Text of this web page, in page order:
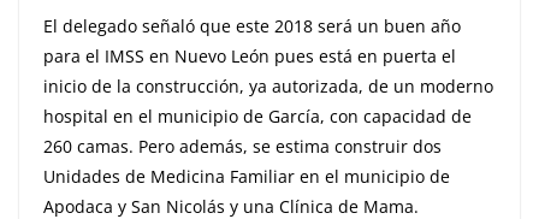
El delegado señaló que este 2018 será un buen año
para el IMSS en Nuevo León pues está en puerta el
inicio de la construcción, ya autorizada, de un moderno
hospital en el municipio de García, con capacidad de
260 camas. Pero además, se estima construir dos
Unidades de Medicina Familiar en el municipio de
Apodaca y San Nicolás y una Clínica de Mama.